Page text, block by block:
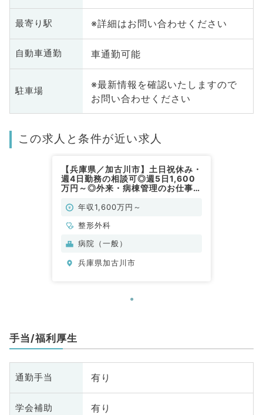
最寄り駅 ※詳細はお問い合わせください
自動車通勤 車通勤可能
駐車場
※最新情報を確認いたしますので
お問い合わせください
この求人と条件が近い求人
【兵庫県／加古川市】土日祝休み・
週4日勤務の相談可◎週5日1,600
万円～◎外来・病棟管理のお仕事で
年収1,600万円～
整形外科
病院（一般）
兵庫県加古川市
手当/福利厚生
通勤手当 有り
学会補助 有り